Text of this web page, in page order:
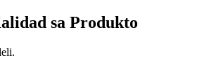
sa Produkto